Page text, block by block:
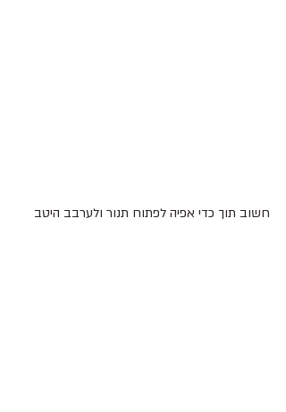
חשוב תוך כדי אפיה לפתוח תנור ולערבב היטב